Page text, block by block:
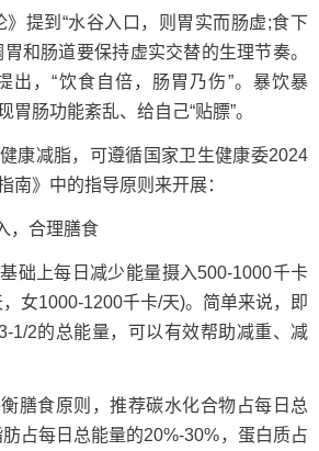
提到“水谷入口，则胃实而肠虚;食下
和肠道要保持虚实交替的生理节奏。
出，“饮食自倍，肠胃乃伤”。暴饮暴
胃肠功能紊乱、给自己“贴膘”。
减脂，可遵循国家卫生健康委2024
南》中的指导原则来开展：
合理膳食
上每日减少能量摄入500-1000千卡
女1000-1200千卡/天)。简单来说，即
1/2的总能量，可以有效帮助减重、减
食原则，推荐碳水化合物占每日总
占每日总能量的20%-30%，蛋白质占